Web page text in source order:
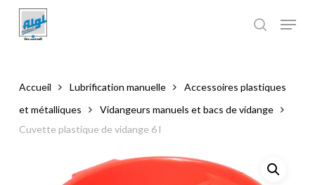
main
Accueil Lubrification manuelle
Accessoires plastiques
et métalliques
Vidangeurs manuels et bacs de vidange
Cuvette plastique de vidange 6 l